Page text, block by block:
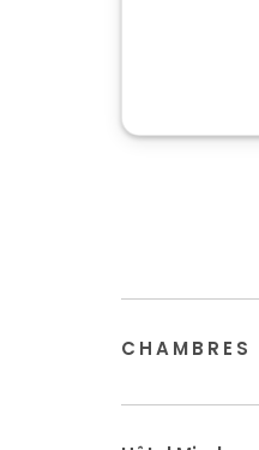
CHAMBRES